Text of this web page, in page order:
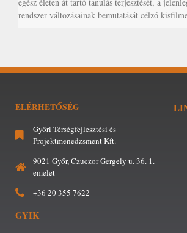
rendszer változásainak bemutatását célzó
ELÉRHETŐSÉG
Győri Térségfejlesztési és
Projektmenedzsment Kft.
9021 Győr, Czuczor Gergely u. 36. 1.
emelet
+36 20 355 7622
GYIK